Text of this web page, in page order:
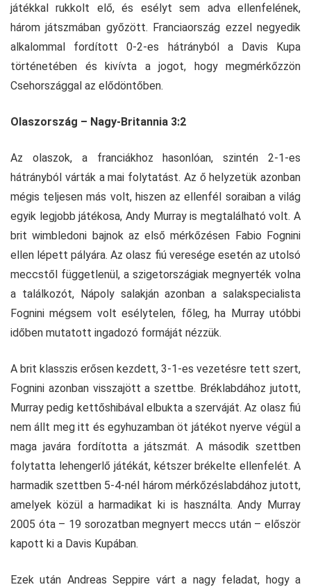
játékkal rukkolt elő, és esélyt sem adva ellenfelének,
három játszmában győzött. Franciaország ezzel negyedik
alkalommal fordított 0-2-es hátrányból a Davis Kupa
történetében és kivívta a jogot, hogy megmérkőzzön
Csehországgal az elődöntőben.
Olaszország – Nagy-Britannia 3:2
Az olaszok, a franciákhoz hasonlóan, szintén 2-1-es
hátrányból várták a mai folytatást. Az ő helyzetük azonban
mégis teljesen más volt, hiszen az ellenfél soraiban a világ
egyik legjobb játékosa, Andy Murray is megtalálható volt. A
brit wimbledoni bajnok az első mérkőzésen Fabio Fognini
ellen lépett pályára. Az olasz fiú veresége esetén az utolsó
meccstől függetlenül, a szigetországiak megnyerték volna
a találkozót, Nápoly salakján azonban a salakspecialista
Fognini mégsem volt esélytelen, főleg, ha Murray utóbbi
időben mutatott ingadozó formáját nézzük.
A brit klasszis erősen kezdett, 3-1-es vezetésre tett szert,
Fognini azonban visszajött a szettbe. Bréklabdához jutott,
Murray pedig kettőshibával elbukta a szerváját. Az olasz fiú
nem állt meg itt és egyhuzamban öt játékot nyerve végül a
maga javára fordította a játszmát. A második szettben
folytatta lehengerlő játékát, kétszer brékelte ellenfelét. A
harmadik szettben 5-4-nél három mérkőzéslabdához jutott,
amelyek közül a harmadikat ki is használta. Andy Murray
2005 óta – 19 sorozatban megnyert meccs után – először
kapott ki a Davis Kupában.
Ezek után Andreas Seppire várt a nagy feladat, hogy a